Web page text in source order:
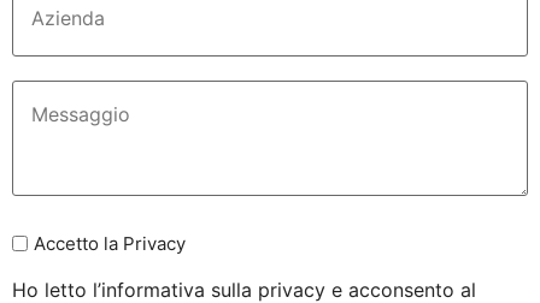
Accetto la Privacy
Ho letto l’informativa sulla privacy e acconsento al